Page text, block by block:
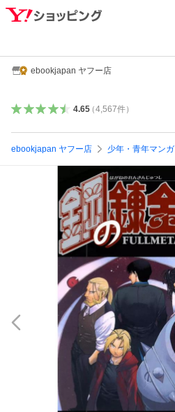
ebookjapan ヤフー店
4.65（4,567件）
ebookjapan ヤフー店 少年・青年マンガ